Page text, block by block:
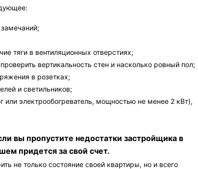
тяги в вентиляционных отверстиях;
вертикальность стен и насколько ровный пол;
в розетках;
и светильников;
электрообогреватель, мощностью не менее 2 кВт),
вы пропустите недостатки застройщика в
придется за свой счет.
не только состояние своей квартиры, но и всего